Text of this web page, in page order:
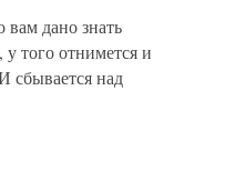
вам дано знать
того отнимется и
сбывается над